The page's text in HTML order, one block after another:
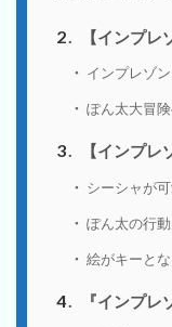
2 【インプレ
インプレゾ
ぽん太大冒
3 【インプレ
シーシャが
ぽん太の行動
絵がキーとな
4 『インプレ